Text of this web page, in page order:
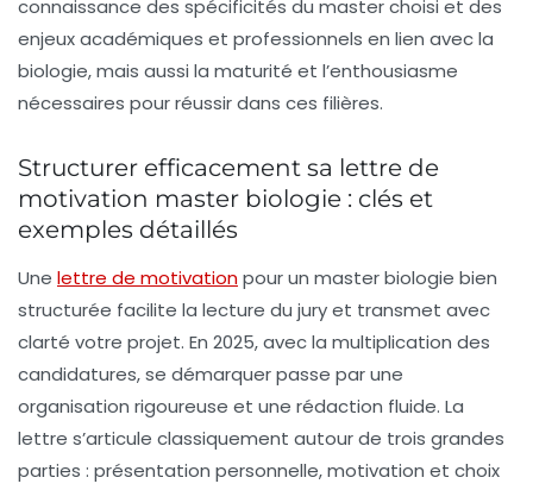
connaissance des spécificités du master choisi et des
enjeux académiques et professionnels en lien avec la
biologie, mais aussi la maturité et l’enthousiasme
nécessaires pour réussir dans ces filières.
Structurer efficacement sa lettre de
motivation master biologie : clés et
exemples détaillés
Une lettre de motivationpour un master biologie bien
structurée facilite la lecture du jury et transmet avec
clarté votre projet. En 2025, avec la multiplication des
candidatures, se démarquer passe par une
organisation rigoureuse et une rédaction fluide. La
lettre s’articule classiquement autour de trois grandes
parties : présentation personnelle, motivation et choix